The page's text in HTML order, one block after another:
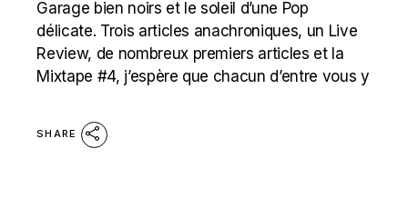
Garage bien noirs et le soleil d’une Pop
délicate. Trois articles anachroniques, un Live
Review, de nombreux premiers articles et la
Mixtape #4, j’espère que chacun d’entre vous y
SHARE